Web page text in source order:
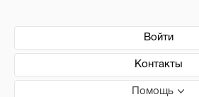
Войти
Контакты
Помощь